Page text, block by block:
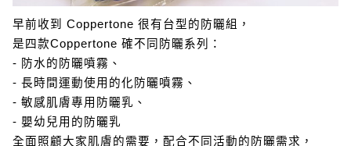
早前收到 Coppertone 很有台型的防曬組，
是四款Coppertone 確不同防曬系列：
- 防水的防曬噴霧、
- 長時間運動使用的化防曬噴霧、
- 敏感肌膚專用防曬乳、
- 嬰幼兒用的防曬乳
全面照顧大家肌膚的需要，配合不同活動的防曬需求，